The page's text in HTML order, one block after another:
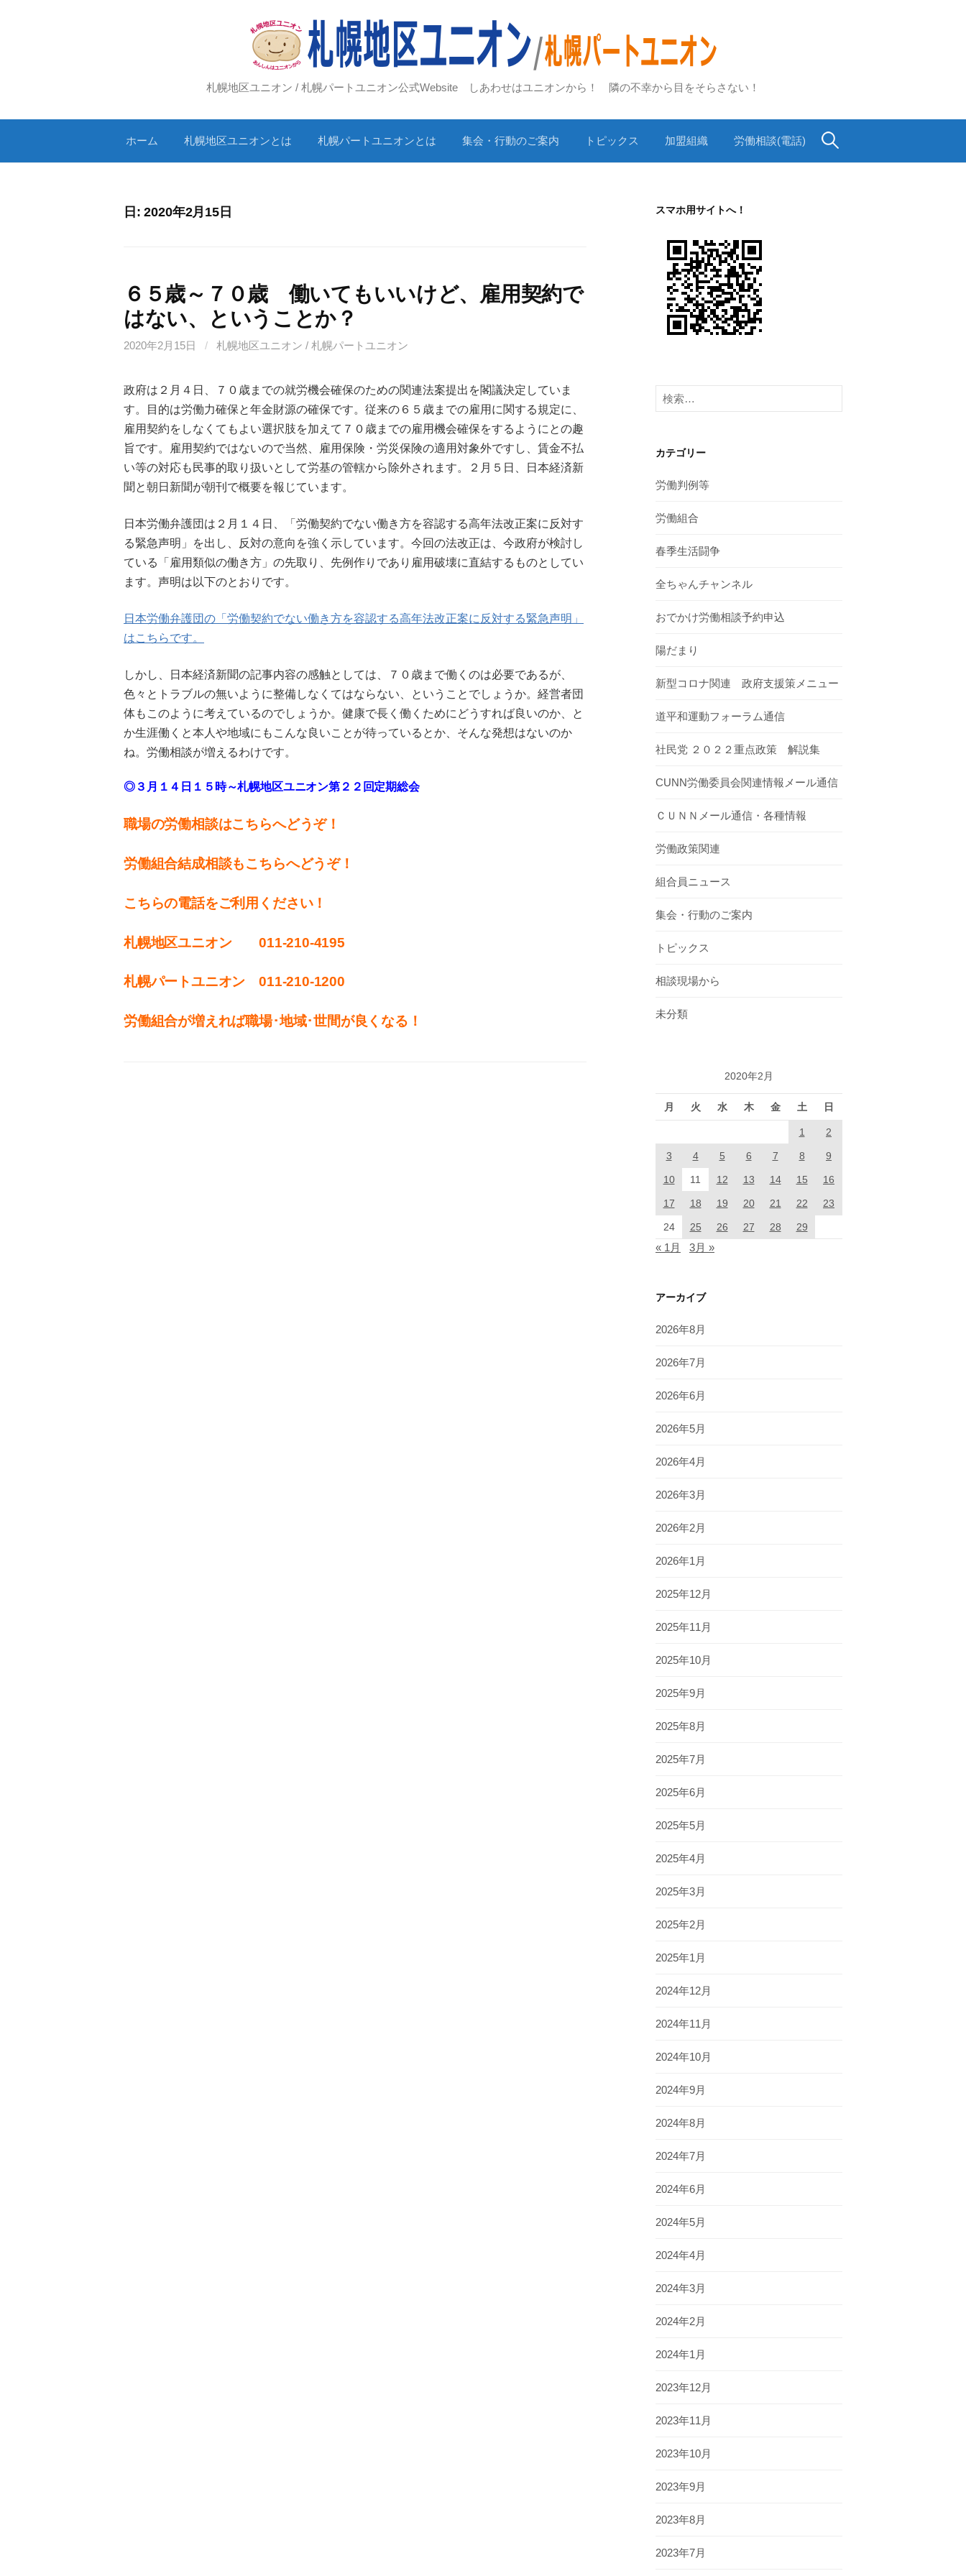
ッ
札幌地区ユニオン / 札幌パートユニオン公式Website しあわせはユニオンから！ 隣の不幸から目をそらさない！
ホーム 札幌地区ユニオンとは 札幌パートユニオンとは 集会・行動のご案内 トピックス 加盟組織 労働相談(電話) 検
日:2020年2月15日
６５歳～７０歳 働いてもいいけど、雇用契約で
はない、ということか？
2020年2月15日 / 札幌地区ユニオン / 札幌パートユニオン
政府は２月４日、７０歳までの就労機会確保のための関連法案提出を閣議決定していま
す。目的は労働力確保と年金財源の確保です。従来の６５歳までの雇用に関する規定に、
雇用契約をしなくてもよい選択肢を加えて７０歳までの雇用機会確保をするようにとの趣
旨です。雇用契約ではないので当然、雇用保険・労災保険の適用対象外ですし、賃金不払
い等の対応も民事的取り扱いとして労基の管轄から除外されます。２月５日、日本経済新
聞と朝日新聞が朝刊で概要を報じています。
日本労働弁護団は２月１４日、「労働契約でない働き方を容認する高年法改正案に反対す
る緊急声明」を出し、反対の意向を強く示しています。今回の法改正は、今政府が検討し
ている「雇用類似の働き方」の先取り、先例作りであり雇用破壊に直結するものとしてい
ます。声明は以下のとおりです。
日本労働弁護団の「労働契約でない働き方を容認する高年法改正案に反対する緊急声明」
はこちらです。
しかし、日本経済新聞の記事内容の感触としては、７０歳まで働くのは必要であるが、
色々とトラブルの無いように整備しなくてはならない、ということでしょうか。経営者団
体もこのように考えているのでしょうか。健康で長く働くためにどうすれば良いのか、と
か生涯働くと本人や地域にもこんな良いことが待っているとか、そんな発想はないのか
ね。労働相談が増えるわけです。
◎３月１４日１５時～札幌地区ユニオン第２２回定期総会
職場の労働相談はこちらへどうぞ！
労働組合結成相談もこちらへどうぞ！
こちらの電話をご利用ください！
札幌地区ユニオン 011-210-4195
札幌パートユニオン 011‐210-1200
労働組合が増えれば職場･地域･世間が良くなる！
スマホ用サイトへ！
検
索:
カテゴリー
労働判例等
労働組合
春季生活闘争
全ちゃんチャンネル
おでかけ労働相談予約申込
陽だまり
新型コロナ関連 政府支援策メニュー
道平和運動フォーラム通信
社民党 ２０２２重点政策 解説集
CUNN労働委員会関連情報メール通信
ＣＵＮＮメール通信・各種情報
労働政策関連
組合員ニュース
集会・行動のご案内
トピックス
相談現場から
未分類
2020年2月
月 火 水 木 金 土 日
1 2
3 4 5 6 7 8 9
10 11 12 13 14 15 16
17 18 19 20 21 22 23
24 25 26 27 28 29
« 1月 3月 »
アーカイブ
2026年8月
2026年7月
2026年6月
2026年5月
2026年4月
2026年3月
2026年2月
2026年1月
2025年12月
2025年11月
2025年10月
2025年9月
2025年8月
2025年7月
2025年6月
2025年5月
2025年4月
2025年3月
2025年2月
2025年1月
2024年12月
2024年11月
2024年10月
2024年9月
2024年8月
2024年7月
2024年6月
2024年5月
2024年4月
2024年3月
2024年2月
2024年1月
2023年12月
2023年11月
2023年10月
2023年9月
2023年8月
2023年7月